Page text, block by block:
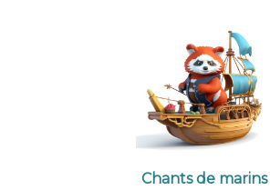
Chants de marins